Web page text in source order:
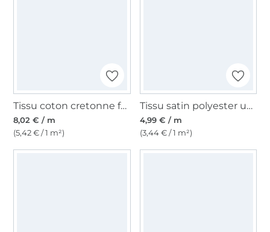
Tissu coton cretonne fanion, vert
8,02 € / m
(5,42 € / 1 m²)
Tissu satin polyester uni, blanc
4,99 € / m
(3,44 € / 1 m²)